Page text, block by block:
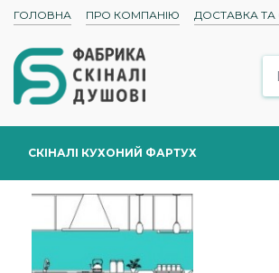
ГОЛОВНА ПРО КОМПАНІЮ ДОСТАВКА ТА
СКІНАЛІ КУХОНИЙ ФАРТУХ